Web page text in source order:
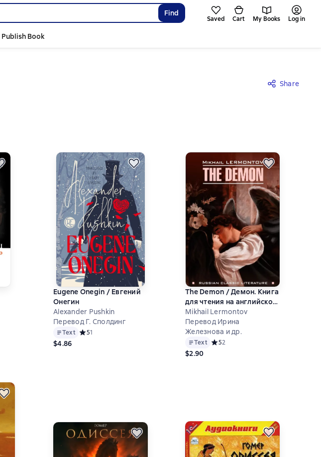
Find
Saved Cart My Books Log in
Publish Book
Share
на основе 1 оценок
Eugene Onegin / Евгений
Онегин
Alexander Pushkin
Перевод Г. Сполдинг
Text Средний рейтинг 5 на основе 1 оценок
51
$4.86
The Demon / Демон. Книга
для чтения на английском
языке
Mikhail Lermontov
Перевод Ирина
Железнова и др.
Text Средний рейтинг 5 на основе 2
52
$2.90